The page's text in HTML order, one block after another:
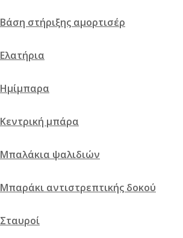
Βάση στήριξης αμορτισέρ
Ελατήρια
Ημίμπαρα
Κεντρική μπάρα
Μπαλάκια ψαλιδιών
Μπαράκι αντιστρεπτικής δοκού
Σταυροί